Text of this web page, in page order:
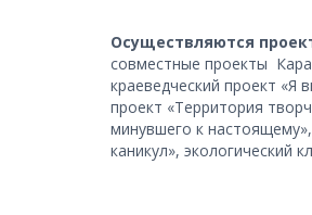
Осуществляются
совместные проекты
краеведческий проект «Я
проект «Территория
минувшего к
каникул», экологический